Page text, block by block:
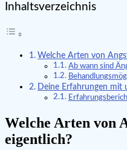
Inhaltsverzeichnis
Welche Arten von
Ab wann sind
Deine Erfahrungen mit
Welche Arten von
eigentlich?